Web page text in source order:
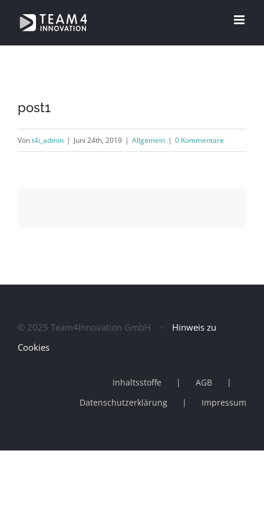
Inhalt
post1
Vont4i_admin | Juni 24th, 2019 | Allgemein | 0 Kommentare
© 2025 Team4Innovation GmbH · Hinweis zu
Cookies
Inhaltsstoffe
AGB
Datenschutzerklärung
Impressum